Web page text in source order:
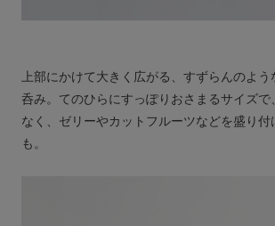
上部にかけて大きく広がる、すずらんのよ
呑み。てのひらにすっぽりおさまるサイズ
なく、ゼリーやカットフルーツなどを盛り付
も。